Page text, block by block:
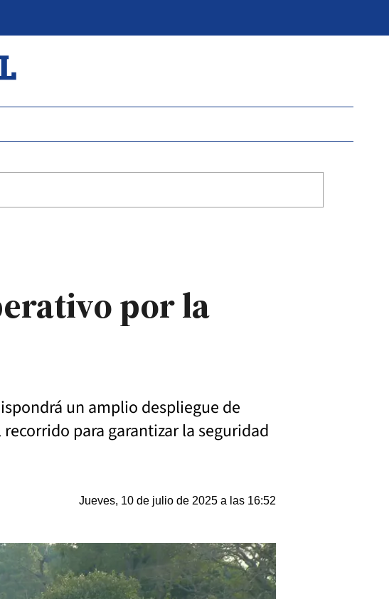
por la
un amplio despliegue de
para garantizar la seguridad
Jueves, 10 de julio de 2025 a las 16:52